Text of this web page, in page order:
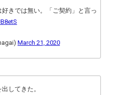
きでは無い。「ご契約」と言っ
March 21, 2020
してきた。